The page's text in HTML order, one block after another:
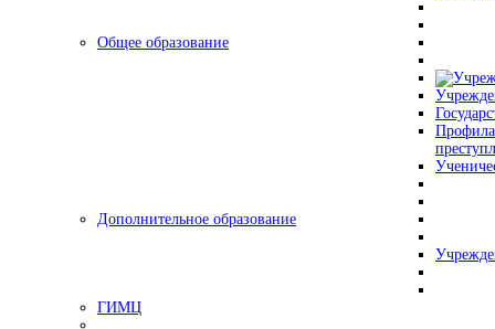
Общее образование
Дополнительное образование
ГИМЦ